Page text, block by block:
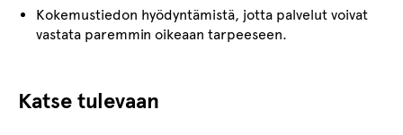
Kokemustiedon hyödyntämistä, jotta palvelut voivat
vastata paremmin oikeaan tarpeeseen.
Katse tulevaan